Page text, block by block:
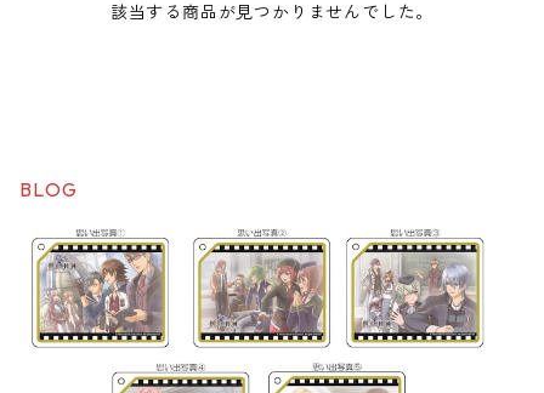
該当する商品が見つかりませんでした。
BLOG